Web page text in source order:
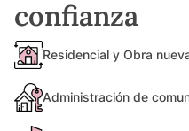
confianza
Residencial y Obra
Administración de